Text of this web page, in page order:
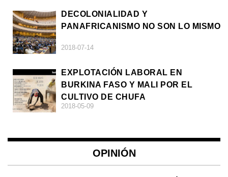
DECOLONIALIDAD Y
PANAFRICANISMO NO SON LO MISMO
2018-07-14
EXPLOTACIÓN LABORAL EN
BURKINA FASO Y MALI POR EL
CULTIVO DE CHUFA
2018-05-09
OPINIÓN